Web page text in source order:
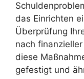
das Einrichten
Überprüfung
nach
diese
gefestigt und